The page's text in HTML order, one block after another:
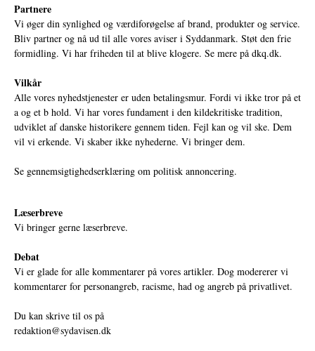
Partnere
Vi øger din synlighed og værdiforøgelse af brand, produkter og service.
Bliv partner og nå ud til alle vores aviser i Syddanmark. Støt den frie
formidling. Vi har friheden til at blive klogere. Se mere på dkq.dk.
Vilkår
Alle vores nyhedstjenester er uden betalingsmur. Fordi vi ikke tror på et
a og et b hold. Vi har vores fundament i den kildekritiske tradition,
udviklet af danske historikere gennem tiden. Fejl kan og vil ske. Dem
vil vi erkende. Vi skaber ikke nyhederne. Vi bringer dem.
Se gennemsigtighedserklæring om politisk annoncering.
Læserbreve
Vi bringer gerne læserbreve.
Debat
Vi er glade for alle kommentarer på vores artikler. Dog modererer vi
kommentarer for personangreb, racisme, had og angreb på privatlivet.
Du kan skrive til os på
redaktion@sydavisen.dk